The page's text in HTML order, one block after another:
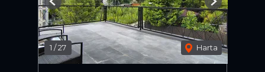
1 /27 Harta
Previous Next